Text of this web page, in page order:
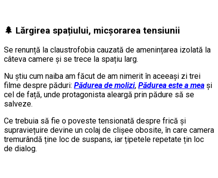
🌲 Lărgirea spațiului, micșorarea tensiunii
Se renunță la claustrofobia cauzată de amenințarea izolată la
câteva camere și se trece la spațiu larg.
Nu știu cum naiba am făcut de am nimerit în aceeași zi trei
filme despre păduri: Pădurea de molizi, Pădurea este a mea și
cel de față, unde protagonista aleargă prin pădure să se
salveze.
Ce trebuia să fie o poveste tensionată despre frică și
supraviețuire devine un colaj de clișee obosite, în care camera
tremurândă ține loc de suspans, iar țipetele repetate țin loc
de dialog.